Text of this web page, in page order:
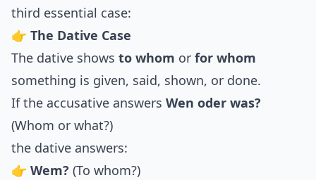
third essential case:
👉 The Dative Case
The dative shows to whom or for whom
something is given, said, shown, or done.
If the accusative answers Wen oder was?
(Whom or what?)
the dative answers:
👉 Wem? (To whom?)